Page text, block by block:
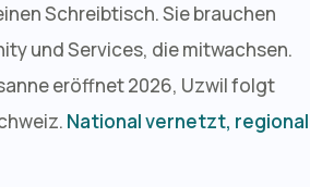
Schreibtisch. Sie brauchen
und Services, die mitwachsen.
eröffnet 2026, Uzwil folgt
National vernetzt, regional